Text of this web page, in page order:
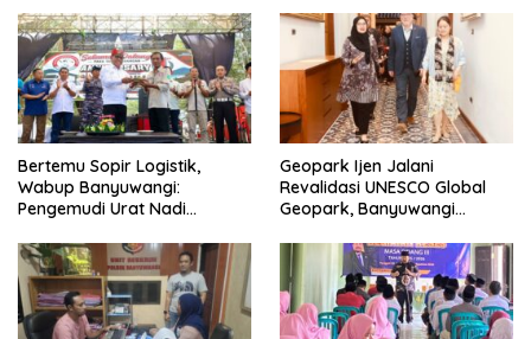
Bertemu Sopir Logistik,
Wabup Banyuwangi:
Pengemudi Urat Nadi
Geopark Ijen Jalani
Revalidasi UNESCO Global
Geopark, Banyuwangi
Warisan Dunia